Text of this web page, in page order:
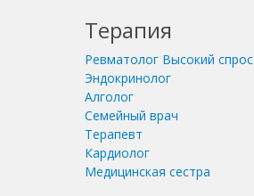
Терапия
Ревматолог Высокий спрос
Эндокринолог
Алголог
Семейный врач
Терапевт
Кардиолог
Медицинская сестра